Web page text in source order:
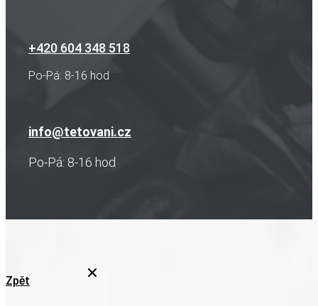
+420 604 348 518
Po-Pá: 8-16 hod
info@tetovani.cz
Po-Pá: 8-16 hod
Zpět